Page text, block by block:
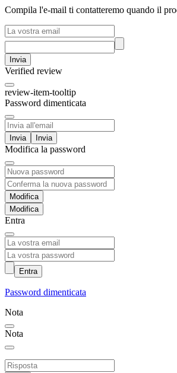
Compila l'e-mail ti contatteremo quando il
Invia
Verified review
review-item-tooltip
Password dimenticata
Invia
Modifica la password
Modifica
Entra
Entra
Password dimenticata
Nota
Nota